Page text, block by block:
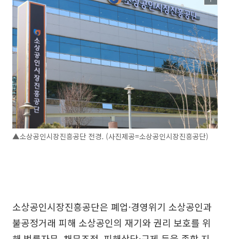
▲소상공인시장진흥공단 전경. (사진제공=소상공인시장진흥공단)
소상공인시장진흥공단은 폐업·경영위기 소상공인과
불공정거래 피해 소상공인의 재기와 권리 보호를 위